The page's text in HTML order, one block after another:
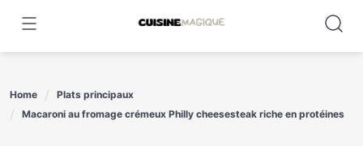
content
Home
Plats principaux
Macaroni au fromage crémeux Philly cheesesteak riche en protéines